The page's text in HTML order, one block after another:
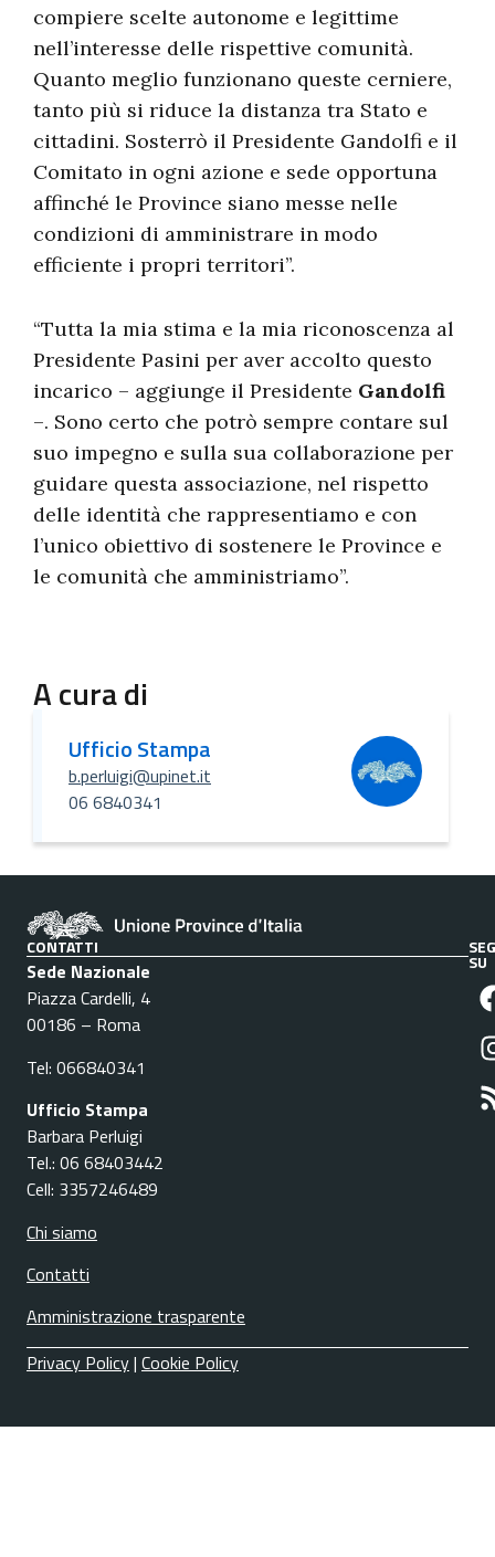
compiere scelte autonome e legittime
nell’interesse delle rispettive comunità.
Quanto meglio funzionano queste cerniere,
tanto più si riduce la distanza tra Stato e
cittadini. Sosterrò il Presidente Gandolfi e il
Comitato in ogni azione e sede opportuna
affinché le Province siano messe nelle
condizioni di amministrare in modo
efficiente i propri territori”.
“Tutta la mia stima e la mia riconoscenza al
Presidente Pasini per aver accolto questo
incarico – aggiunge il Presidente Gandolfi
–. Sono certo che potrò sempre contare sul
suo impegno e sulla sua collaborazione per
guidare questa associazione, nel rispetto
delle identità che rappresentiamo e con
l’unico obiettivo di sostenere le Province e
le comunità che amministriamo”.
A cura di
Ufficio Stampa
b.perluigi@upinet.it
06 6840341
CONTATTI
Sede Nazionale
Piazza Cardelli, 4
00186 – Roma
Tel: 066840341
Ufficio Stampa
Barbara Perluigi
Tel.: 06 68403442
Cell: 3357246489
Chi siamo
Contatti
Amministrazione trasparente
SU
Privacy Policy| Cookie Policy